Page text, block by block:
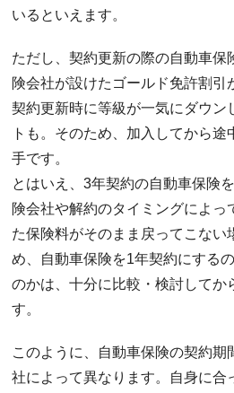
いるといえます。
ただし、契約更新の際の自動車保
険会社が設けたゴールド免許割引
契約更新時に等級が一気にダウン
トも。そのため、加入してから
手です。
とはいえ、3年契約の自動車保険
険会社や解約のタイミングによっ
た保険料がそのまま戻ってこない
め、自動車保険を1年契約にする
のかは、十分に比較・検討してか
す。
このように、自動車保険の契約期
社によって異なります。自身に合